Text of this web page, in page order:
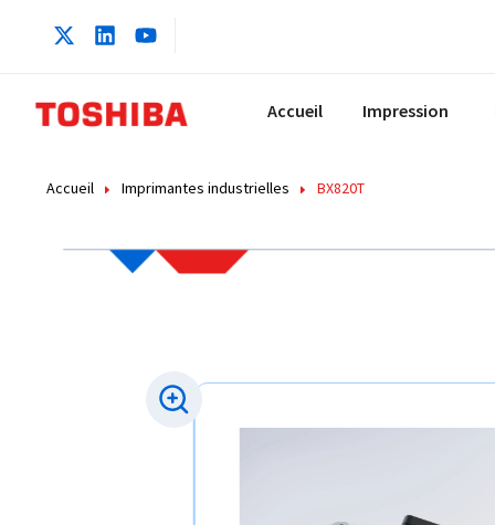
Accueil Impression
Accueil Imprimantes industrielles BX820T